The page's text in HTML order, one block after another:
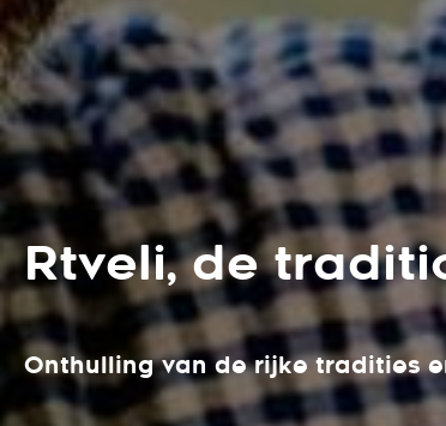
Rtveli, de
Onthulling van de rijke tradities